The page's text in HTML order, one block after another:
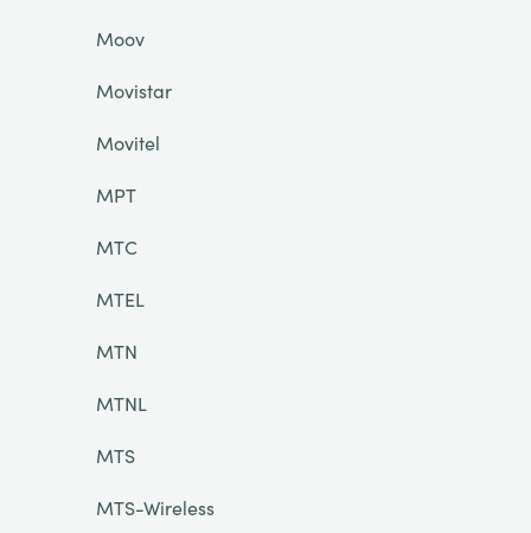
Moov
Movistar
Movitel
MPT
MTC
MTEL
MTN
MTNL
MTS
MTS-Wireless